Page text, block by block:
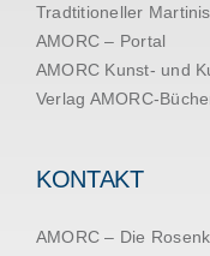
Tradtitioneller
AMORC – Portal
AMORC Kunst- und
Verlag AMORC-
KONTAKT
AMORC – Die